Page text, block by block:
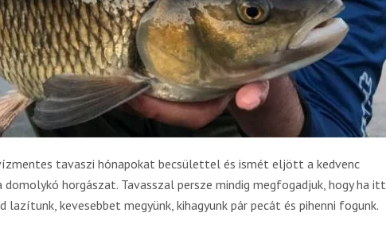
tavaszi hónapokat becsülettel és ismét eljött a kedvenc
horgászat. Tavasszal persze mindig megfogadjuk, hogy ha itt
kevesebbet megyünk, kihagyunk pár pecát és pihenni fogunk.